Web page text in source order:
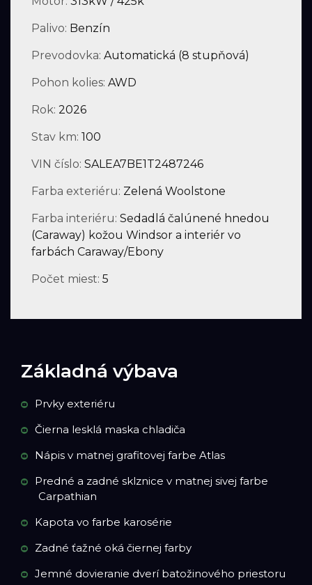
Palivo: Benzín
Prevodovka: Automatická (8 stupňová)
Pohon kolies: AWD
Rok: 2026
Stav km: 100
VIN číslo: SALEA7BE1T2487246
Farba exteriéru: Zelená Woolstone
Farba interiéru: Sedadlá čalúnené hnedou
(Caraway) kožou Windsor a interiér vo
farbách Caraway/Ebony
Počet miest: 5
Základná výbava
Prvky exteriéru
Čierna lesklá maska chladiča
Nápis v matnej grafitovej farbe Atlas
Predné a zadné sklznice v matnej sivej farbe
Carpathian
Kapota vo farbe karosérie
Zadné ťažné oká čiernej farby
Jemné dovieranie dverí batožinového priestoru